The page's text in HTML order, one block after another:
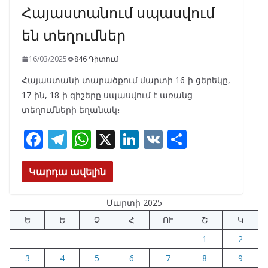
Հայաստանում սպասվում
են տեղումներ
16/03/2025 846 Դիտում
Հայաստանի տարածքում մարտի 16-ի ցերեկը,
17-ին, 18-ի գիշերը սպասվում է առանց
տեղումների եղանակ։
F
ac
e
o
o
k
T
el
e
a
m
W
h
at
A
p
p
X Li
e
dI
n
V
Կարդա ավելին
Մարտի 2025
Ե
Ե Չ Հ ՈՒ Շ
Կ
1
2
3
4 5 6 7 8
9